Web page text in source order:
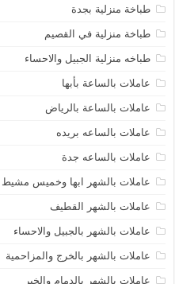
طباخة منزلية بجدة
طباخة منزلية في القصيم
طباخه منزلية الجبيل والاحساء
عاملات بالساعة بأبها
عاملات بالساعة بالرياض
عاملات بالساعه بريده
عاملات بالساعه جدة
عاملات بالشهر ابها وخميس مشيط
عاملات بالشهر القطيف
عاملات بالشهر بالجبيل والاحساء
عاملات بالشهر بالخرج والمزاحمية
عاملات بالشهر بالدمام والخبر